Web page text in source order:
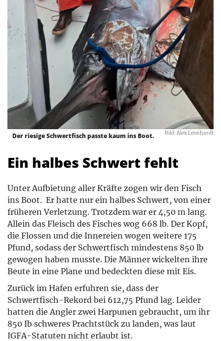
Bild: Alex Leonhardt
Der riesige Schwertfisch passte kaum ins Boot.
Ein halbes Schwert fehlt
Unter Aufbietung aller Kräfte zogen wir den Fisch
ins Boot. Er hatte nur ein halbes Schwert, von einer
früheren Verletzung. Trotzdem war er 4,50 m lang.
Allein das Fleisch des Fisches wog 668 lb. Der Kopf,
die Flossen und die Innereien wogen weitere 175
Pfund, sodass der Schwertfisch mindestens 850 lb
gewogen haben musste. Die Männer wickelten ihre
Beute in eine Plane und bedeckten diese mit Eis.
Zurück im Hafen erfuhren sie, dass der
Schwertfisch-Rekord bei 612,75 Pfund lag. Leider
hatten die Angler zwei Harpunen gebraucht, um ihr
850 Ib schweres Prachtstück zu landen, was laut
IGFA-Statuten nicht erlaubt ist.